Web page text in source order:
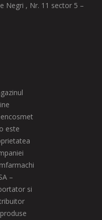
Negri , Nr. 11 sector 5 –
este
–
si